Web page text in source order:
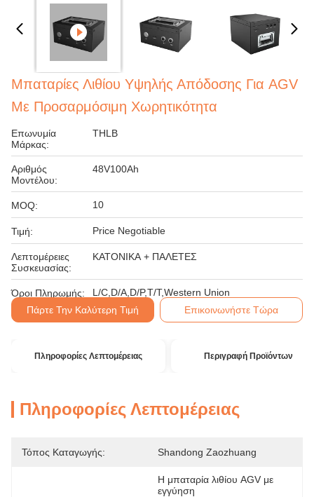
Μπαταρίες Λιθίου Υψηλής Απόδοσης Για AGV
Με Προσαρμόσιμη Χωρητικότητα
Επωνυμία
Μάρκας:
THLB
Αριθμός
Μοντέλου:
48V100Ah
MOQ: 10
Τιμή: Price Negotiable
Λεπτομέρειες
Συσκευασίας:
ΚΑΤΟΝΙΚΑ + ΠΑΛΕΤΕΣ
Όροι Πληρωμής:
L/C,D/A,D/P,T/T,Western Union
Πάρτε Την Καλύτερη Τιμή
Επικοινωνήστε Τώρα
Πληροφορίες Λεπτομέρειας Περιγραφή Προϊόντων
Πληροφορίες Λεπτομέρειας
Τόπος Καταγωγής: Shandong Zaozhuang
Η μπαταρία λιθίου AGV με
εγγύηση